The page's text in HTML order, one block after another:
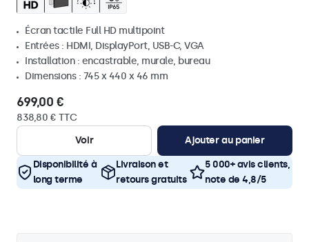
Écran tactile Full HD multipoint
Entrées : HDMI, DisplayPort, USB-C, VGA
Installation : encastrable, murale, bureau
Dimensions : 745 x 440 x 46 mm
699,00 €
838,80 € TTC
Voir
Ajouter au panier
Disponibilité à
long terme
Livraison et
retours gratuits
5 000+ avis clients,
note de 4,8/5